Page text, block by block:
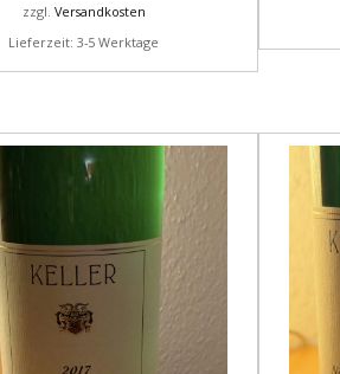
zzgl. Versandkosten
Lieferzeit: 3-5 Werktage